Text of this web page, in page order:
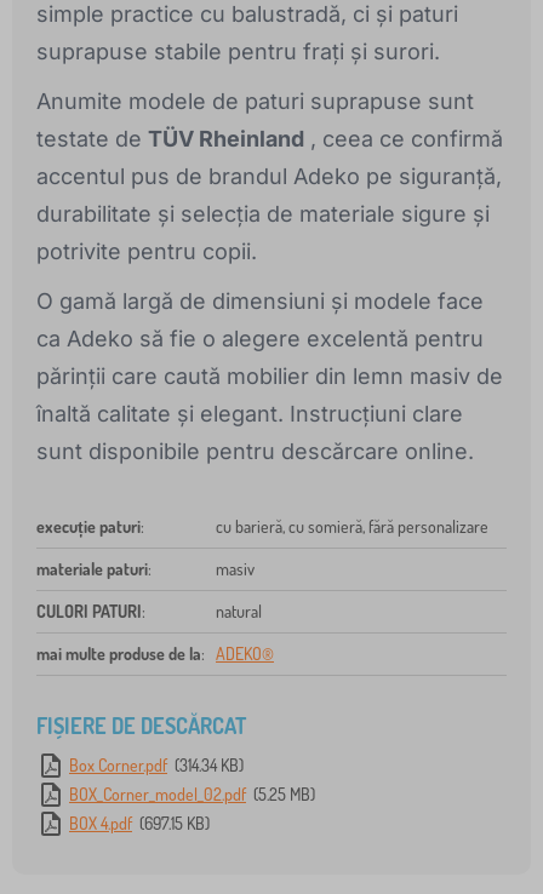
simple practice cu balustradă, ci și paturi
suprapuse stabile pentru frați și surori.
Anumite modele de paturi suprapuse sunt
testate de TÜV Rheinland , ceea ce confirmă
accentul pus de brandul Adeko pe siguranță,
durabilitate și selecția de materiale sigure și
potrivite pentru copii.
O gamă largă de dimensiuni și modele face
ca Adeko să fie o alegere excelentă pentru
părinții care caută mobilier din lemn masiv de
înaltă calitate și elegant. Instrucțiuni clare
sunt disponibile pentru descărcare online.
execuție paturi: cu barieră, cu somieră, fără personalizare
materiale paturi: masiv
CULORI PATURI: natural
mai multe produse de la: ADEKO®
FIȘIERE DE DESCĂRCAT
Box Corner.pdf (314.34 KB)
BOX_Corner_model_02.pdf (5.25 MB)
BOX 4.pdf (697.15 KB)